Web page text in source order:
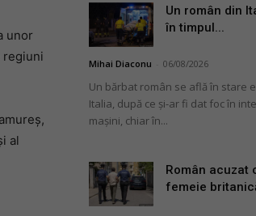
unor
regiuni
al
Un român din
în timpul...
Mihai Diaconu 06/08/2026
Un bărbat român se află în stare
Italia, după ce și-ar fi dat foc în
mașini, chiar în...
Român acuzat
femeie